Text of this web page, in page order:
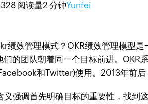
328 阅读量2 分钟Yunfei
效管理模式？OKR绩效管理模型是
们的团队朝着同一个目标前进。OKR
和Twitter)使用。2013年前
调首先明确目标的重要性，找到这